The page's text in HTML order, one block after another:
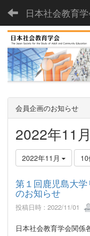
日本社会教育
会員企画のお知らせ
2022年11
2022年11月
第１回鹿児島大
のお知らせ
投稿日時 : 2022/11/01
日本社会教育学会関係